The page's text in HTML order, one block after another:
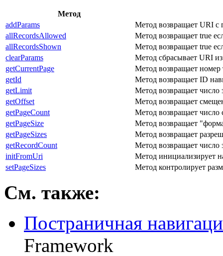
Метод
addParams
Метод возвращает URI с
allRecordsAllowed
Метод возвращает true
allRecordsShown
Метод возвращает true
clearParams
Метод сбрасывает URI
getCurrentPage
Метод возвращает
getId
Метод возвращает ID
getLimit
Метод возвращает число
getOffset
Метод возвращает
getPageCount
Метод возвращает число
getPageSize
Метод возвращает
getPageSizes
Метод возвращает
getRecordCount
Метод возвращает число
initFromUri
Метод инициализирует
setPageSizes
Метод контролирует
См. также:
Постраничная
Framework